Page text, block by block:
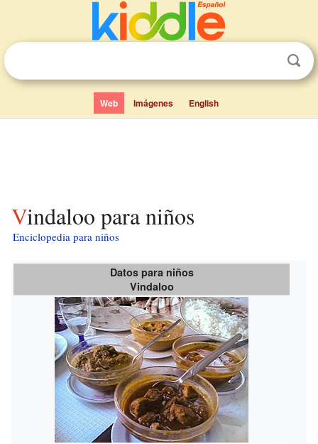
Web Imágenes English
Vindaloo para niños
Enciclopedia para niños
Datos para niños
Vindaloo